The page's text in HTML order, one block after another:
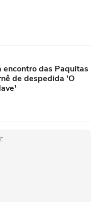
das Paquitas
de despedida 'O